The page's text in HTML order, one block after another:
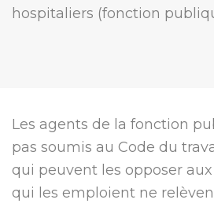
hospitaliers (fonction
Les agents de la fonction
pas soumis au Code du
qui peuvent les opposer
qui les emploient ne